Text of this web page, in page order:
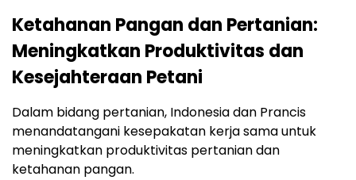
Ketahanan Pangan dan Pertanian:
Meningkatkan Produktivitas dan
Kesejahteraan Petani
Dalam bidang pertanian, Indonesia dan Prancis
menandatangani kesepakatan kerja sama untuk
meningkatkan produktivitas pertanian dan
ketahanan pangan.